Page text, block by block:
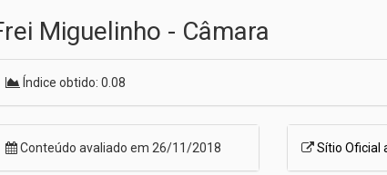
Miguelinho - Câmara
Índice obtido: 0.08
Conteúdo avaliado em 26/11/2018 Sítio Oficial